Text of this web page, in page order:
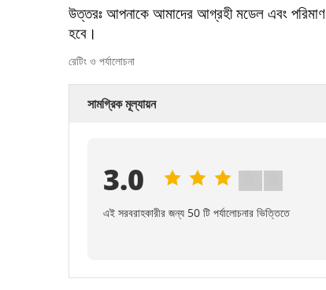
উত্তরঃ আপনাকে আমাদের আগ্রহী মডেল এবং
হবে।
রেটিং ও পর্যালোচনা
সামগ্রিক মূল্যায়ন
3.0
এই সরবরাহকারীর জন্য 50 টি পর্যালোচনার ভিত্তিতে